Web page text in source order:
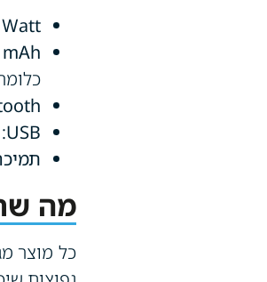
Watt / וואט:
mAh / מיליאמפר:
USB:
מה
כל מוצר